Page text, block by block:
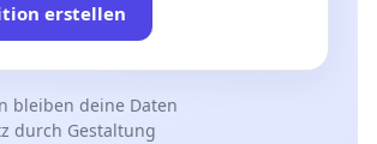
erstellen
bleiben deine Daten
durch Gestaltung